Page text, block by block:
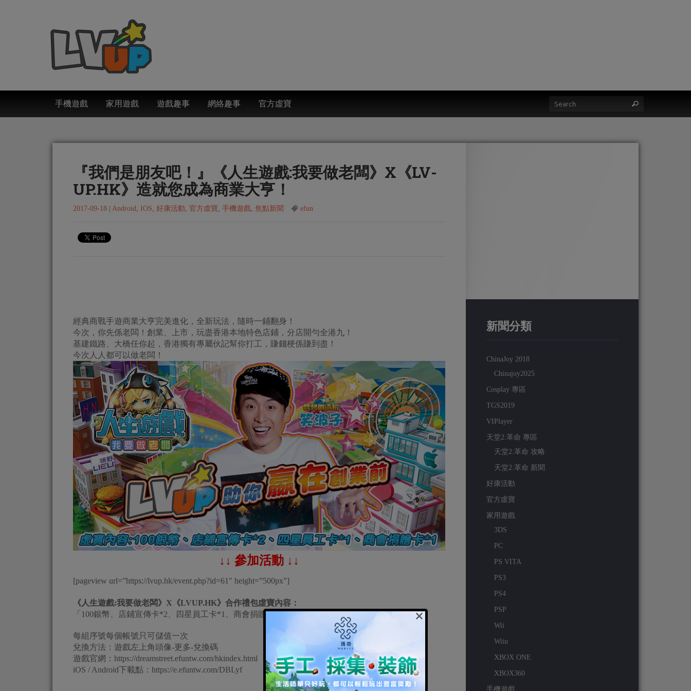
手機遊戲 家用遊戲 遊戲趣事 網絡趣事 官方虛寶
『我們是朋友吧！』《人生遊­戲­:­我­要­做­老­闆­》­X­《­L­V­
U­P­.­H­K­》­造­就­您­成­為­商­業大亨！
2017-09-18 Android, IOS, 好康活動, 官方虛寶, 手機遊戲, 焦點新聞 efun
經典商戰手遊商業大亨完美進化，全新玩法，隨時一鋪翻身！
今次，你先係老闆！創業、上市，玩盡香港本地特色店鋪，分店開勻全港九！
基建鐵路、大橋任你起，香港獨有專屬伙記幫你打工，賺錢梗係賺到盡！
今次人人都可以做老闆！
↓↓ 參加活動 ↓↓
[pageview url=”https://lvup.hk/event.php?id=61″ height=”500px”]
《人生遊戲:我要做老闆》X《LVUP.HK》合作禮包虛寶內容：
「100銀幣、店鋪宣傳卡*2、四星員工卡*1、商會捐贈卡*1」
每組序號每個帳號只可儲值一次
兌換方法：遊戲左上角頭像-更多-兌換碼
遊戲官網：https://dreamstreet.efuntw.com/hkindex.html
iOS / Android下載點：https://e.efuntw.com/DBLyf
新聞分類
ChinaJoy 2018
Chinajoy2025
Cosplay 專區
TGS2019
VIPlayer
天堂2:革命 專區
天堂2:革命 攻略
天堂2:革命 新聞
好康活動
官方虛寶
家用遊戲
3DS
PC
PS VITA
PS3
PS4
PSP
Wii
Wiiu
XBOX ONE
XBOX360
手機遊戲
×